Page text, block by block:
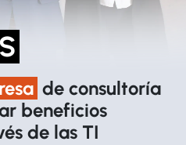
de consultoría
beneficios
de las TI